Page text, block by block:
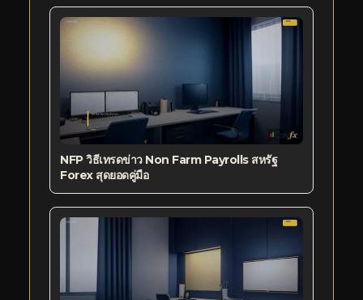
NFP วิธีเทรดข่าว Non Farm Payrolls สหรัฐ
Forex สุดยอดคู่มือ